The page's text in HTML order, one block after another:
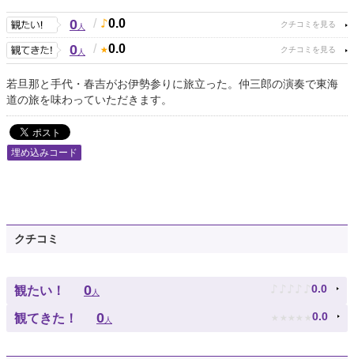
0人 / 0.0
0人 / 0.0
若旦那と手代・春吉がお伊勢参りに旅立った。仲三郎の演奏で東海
道の旅を味わっていただきます。
埋め込みコード
クチコミ
観たい！ 0人 ♪ ♪ ♪ ♪ ♪ 0.0
観てきた！ 0人 ★ ★ ★ ★ ★ 0.0